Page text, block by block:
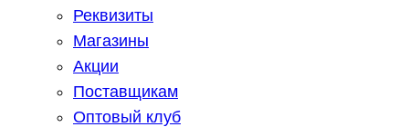
Реквизиты
Магазины
Акции
Поставщикам
Оптовый клуб